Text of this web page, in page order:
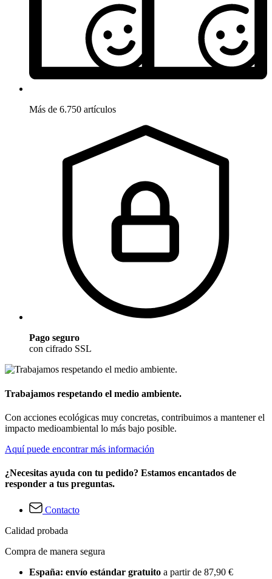
Más de 6.750 artículos
Pago seguro
con cifrado SSL
Trabajamos respetando el medio ambiente.
Con acciones ecológicas muy concretas, contribuimos a mantener el
impacto medioambiental lo más bajo posible.
Aquí puede encontrar más información
¿Necesitas ayuda con tu pedido? Estamos encantados de
responder a tus preguntas.
Contacto
Calidad probada
Compra de manera segura
España: envío estándar gratuito a partir de 87,90 €